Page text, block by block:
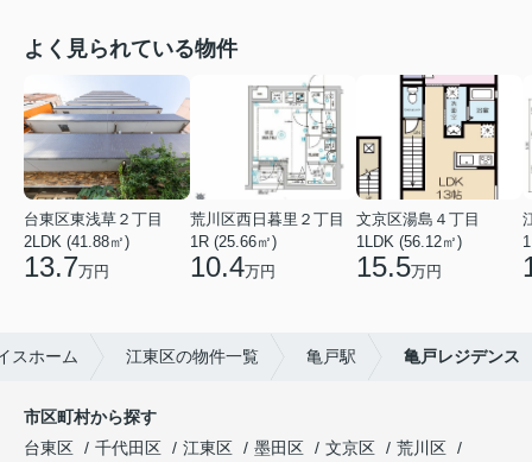
よく見られている物件
台東区東浅草２丁目
2LDK (41.88㎡)
13.7万円
荒川区西日暮里２丁目
1R (25.66㎡)
10.4万円
文京区湯島４丁目
1LDK (56.12㎡)
15.5万円
スホーム 江東区の物件一覧 亀戸駅 亀戸レジデンス
市区町村から探す
台東区
千代田区 江東区 墨田区 文京区
荒川区